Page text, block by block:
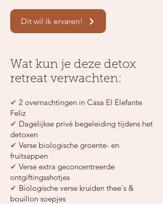
Dit wil ik ervaren!
Wat kun je deze detox
retreat verwachten:
✔ 2 overnachtingen in Casa El Elefante
Feliz
✔ Dagelijkse privé begeleiding tijdens het
detoxen
✔ Verse biologische groente- en
fruitsappen
✔ Verse extra geconcentreerde
ontgiftingsshotjes​
✔ Biologische verse kruiden thee's &
bouillon soepjes